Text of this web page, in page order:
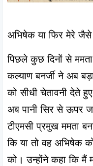
अभिषेक या फिर मेरे जैसे
पिछले कुछ दिनों से
कल्याण बनर्जी ने अब
को सीधी चेतावनी देते
अब पानी सिर से ऊपर
टीएमसी प्रमुख ममता
कि या तो वह अभिषेक
को। उन्होंने कहा कि मैं